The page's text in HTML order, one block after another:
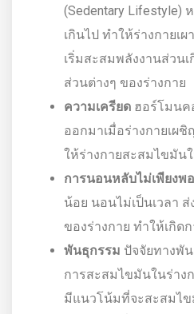
(Sedentary Lifestyle)
เกินไป ทำให้ร่างกายเ
เริ่มสะสมพลังงานส่วน
ส่วนต่างๆ ของร่างกาย
ความเครียด ฮอร์โมนค
ออกมาเมื่อร่างกายเผ
ให้ร่างกายสะสมไขมัน
การนอนหลับไม่เพียงพอ
น้อย นอนไม่เป็นเวลา
ของร่างกาย ทำให้เกิ
พันธุกรรม ปัจจัยทางพั
การสะสมไขมันในร่าง
มีแนวโน้มที่จะสะสมไข